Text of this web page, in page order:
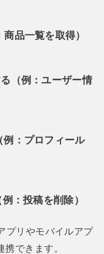
品一覧を取得）
（例：ユーザー情
例：プロフィール
：投稿を削除）
プリやモバイルアプ
できます。